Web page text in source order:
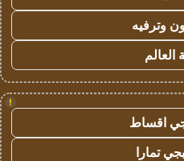
وترفيه
!
اقساط
تمارا